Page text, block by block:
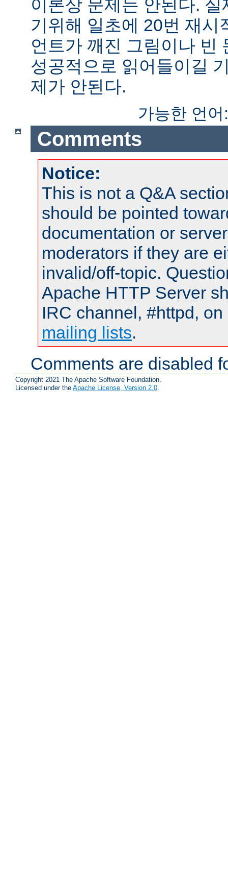
이론상 문제는 안된다.
기위해 일초에 20번 재시
언트가 깨진 그림이나 빈
성공적으로 읽어들이길
제가 안된다.
가능한 언
Comments
Notice:
This is not a Q&A
should be pointed
documentation or
moderators if they are
invalid/off-topic.
Apache HTTP Server
IRC channel, #httpd,
mailing lists.
Comments are disabled
Copyright 2021 The Apache Software Foundation.
Licensed under the Apache License, Version 2.0.